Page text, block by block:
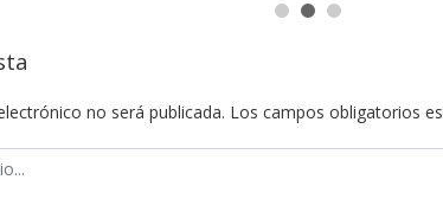
no será publicada. Los campos obligatorios